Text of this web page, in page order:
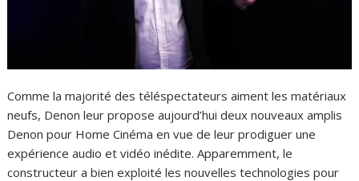
Comme la majorité des téléspectateurs aiment les matériaux
neufs, Denon leur propose aujourd’hui deux nouveaux amplis
Denon pour Home Cinéma en vue de leur prodiguer une
expérience audio et vidéo inédite. Apparemment, le
constructeur a bien exploité les nouvelles technologies pour